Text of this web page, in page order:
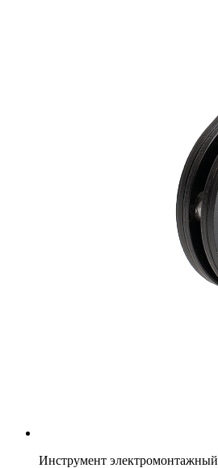
Инструмент электромонтажный